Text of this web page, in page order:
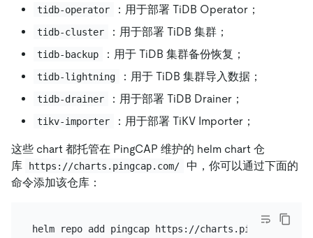
tidb-operator ：用于部署 TiDB Operator；
tidb-cluster ：用于部署 TiDB 集群；
tidb-backup ：用于 TiDB 集群备份恢复；
tidb-lightning ：用于 TiDB 集群导入数据；
tidb-drainer ：用于部署 TiDB Drainer；
tikv-importer ：用于部署 TiKV Importer；
这些 chart 都托管在 PingCAP 维护的 helm chart 仓
库
https://charts.pingcap.com/
中，你可以通过下面的
命令添加该仓库：